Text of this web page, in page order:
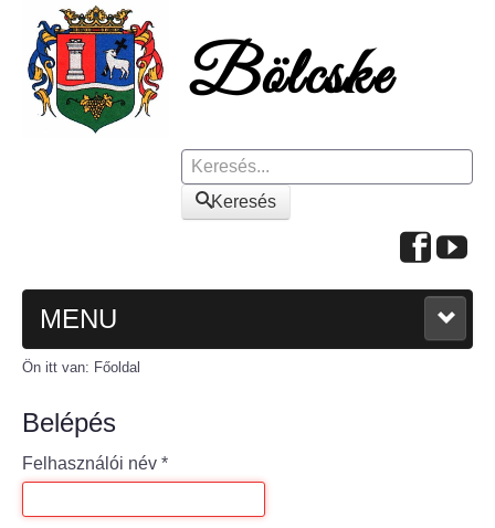
Keresés
Keresés
MENU
FŐOLDAL
A KÖZSÉGRŐL
Polgármesteri köszöntő
Ön itt van: Főoldal
Belépés
Felhasználói név *